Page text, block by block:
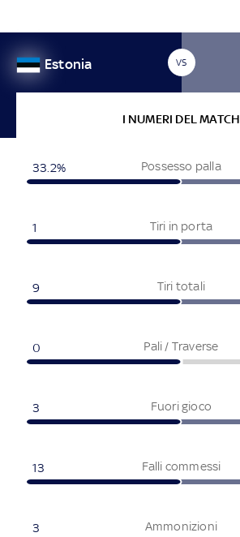
Estonia VS
I NUMERI DEL MATCH
Possesso palla
33.2%
Tiri in porta
1
Tiri totali
9
Pali / Traverse
0
Fuori gioco
3
Falli commessi
13
Ammonizioni
3